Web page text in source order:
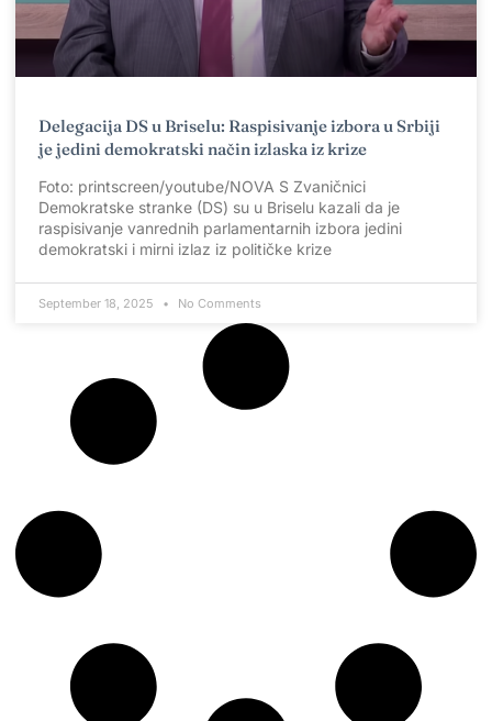
Delegacija DS u Briselu: Raspisivanje izbora u Srbiji
je jedini demokratski način izlaska iz krize
Foto: printscreen/youtube/NOVA S Zvaničnici
Demokratske stranke (DS) su u Briselu kazali da je
raspisivanje vanrednih parlamentarnih izbora jedini
demokratski i mirni izlaz iz političke krize
September 18, 2025 No Comments